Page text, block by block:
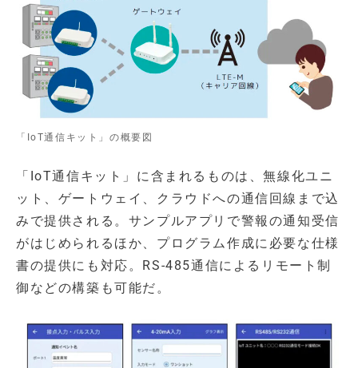
「IoT通信キット」の概要図
「IoT通信キット」に含まれるものは、無線化ユニ
ット、ゲートウェイ、クラウドへの通信回線まで込
みで提供される。サンプルアプリで警報の通知受信
がはじめられるほか、プログラム作成に必要な仕様
書の提供にも対応。RS-485通信によるリモート制
御などの構築も可能だ。